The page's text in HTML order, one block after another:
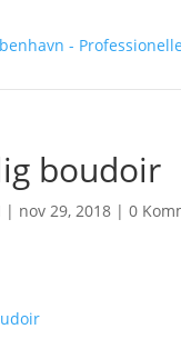
boudoir
| nov 29, 2018 |0